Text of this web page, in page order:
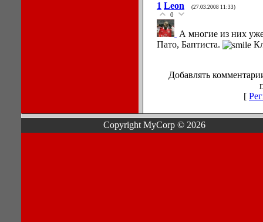
1 Leon (27.03.2008 11:33)
0
А многие из них
Пато, Баптиста.
Добавлять
[
Copyright MyCorp © 2026